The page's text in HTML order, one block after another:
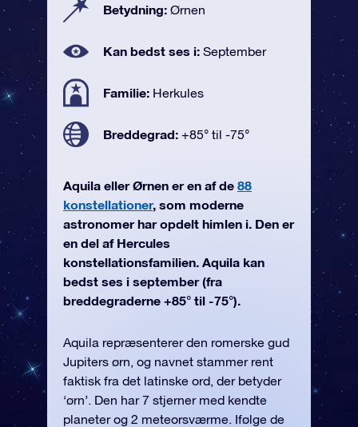
Betydning: Ørnen
Kan bedst ses i: September
Familie: Herkules
Breddegrad: +85° til -75°
Aquila eller Ørnen er en af de 88
konstellationer, som moderne
astronomer har opdelt himlen i. Den er
en del af Hercules
konstellationsfamilien. Aquila kan
bedst ses i september (fra
breddegraderne +85° til -75°).
Aquila repræsenterer den romerske gud
Jupiters ørn, og navnet stammer rent
faktisk fra det latinske ord, der betyder
‘ørn’. Den har 7 stjerner med kendte
planeter og 2 meteorsværme. Ifølge de